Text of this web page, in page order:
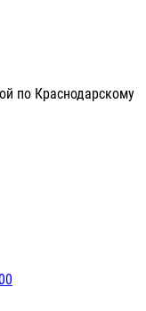
по Краснодарскому